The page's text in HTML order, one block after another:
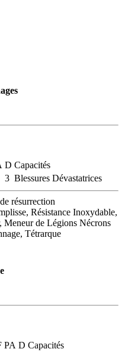
D Capacités
3 Blessures Dévastatrices
résurrection
Résistance Inoxydable,
Meneur de Légions Nécrons
Tétrarque
PA D Capacités